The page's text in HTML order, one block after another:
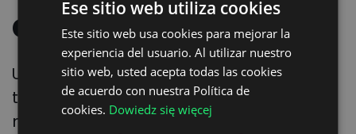
carga
Una vez que tenemos una lista de
transportistas y precios para elegir, es
momento de asignar la carga.
POLISH
ENGLISH
Ese sitio web utiliza cookies
Este sitio web usa cookies para mejorar la
experiencia del usuario. Al utilizar nuestro
sitio web, usted acepta todas las cookies
de acuerdo con nuestra Política de
cookies. Dowiedz się więcej